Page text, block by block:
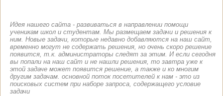
Идея нашего сайта - развиваться в направлении помощи
ученикам школ и студентам. Мы размещаем задачи и решения к
ним. Новые задачи, которые недавно добавляются на наш сайт,
временно могут не содержать решения, но очень скоро решение
появится, т.к. администраторы следят за этим. И если сегодня
вы попали на наш сайт и не нашли решения, то завтра уже к
этой задаче может появится решение, а также и ко многим
другим задачам. основной поток посетителей к нам - это из
поисковых систем при наборе запроса, содержащего условие
задачи